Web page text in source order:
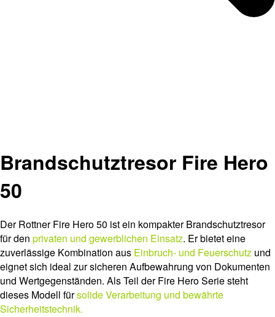
Brandschutztresor Fire Hero
50
Der Rottner Fire Hero 50 ist ein kompakter Brandschutztresor
für den privaten und gewerblichen Einsatz. Er bietet eine
zuverlässige Kombination aus Einbruch- und Feuerschutz und
eignet sich ideal zur sicheren Aufbewahrung von Dokumenten
und Wertgegenständen. Als Teil der Fire Hero Serie steht
dieses Modell fürsolide Verarbeitung und bewährte
Sicherheitstechnik.